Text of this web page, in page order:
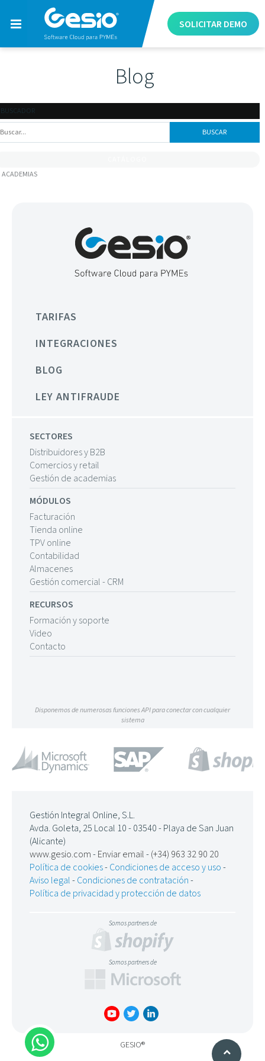
SOLICITARDEMO
Blog
BUSCADOR
ACADEMIAS
TARIFAS
INTEGRACIONES
BLOG
LEY ANTIFRAUDE
SECTORES
Distribuidores y B2B
Comercios y retail
Gestión de academias
MÓDULOS
Facturación
Tienda online
TPV online
Contabilidad
Almacenes
Gestión comercial - CRM
RECURSOS
Formación y soporte
Video
Contacto
Disponemos de numerosas funciones API para conectar con cualquier
sistema
Gestión Integral Online, S.L.
Avda. Goleta, 25 Local 10 - 03540 - Playa de San Juan
(Alicante)
www.gesio.com-Enviar email-(+34) 963 32 90 20
Política de cookies-Condiciones de acceso y uso-
Aviso legal-Condiciones de contratación-
Política de privacidad y protección de datos
Somos partners de
Somos partners de
GESIO®